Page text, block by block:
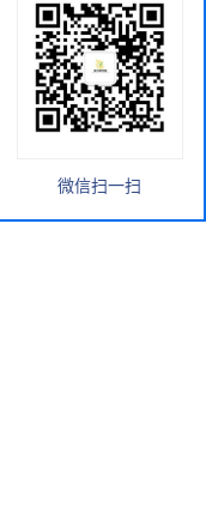
微信扫一扫